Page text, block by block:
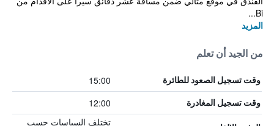
Bi...
المزيد
من الجيد أن تعلم
وقت تسجيل الصعود للطائرة 15:00
وقت تسجيل المغادرة 12:00
تختلف السياسات حسب